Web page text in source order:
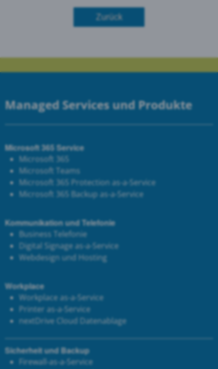
Zurück
Managed Services und Produkte
Microsoft 365 Service
Microsoft 365
Microsoft Teams
Microsoft 365 Protection as-a-Service
Microsoft 365 Backup as-a-Service
Kommunikation und Telefonie
Business Telefonie
Digital Signage as-a-Service
Webdesign und Hosting
Workplace
Workplace as-a-Service
Printer as-a-Service
nextDrive Cloud Datenablage
Sicherheit und Backup
Firewall-as-a-Service